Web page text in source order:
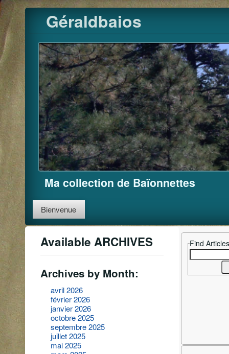
Pour
Skip
to
content
Géraldbaios
Ma collection de Baïonnettes
Bienvenue
Available ARCHIVES
Archives by Month:
avril 2026
février 2026
janvier 2026
octobre 2025
septembre 2025
juillet 2025
mai 2025
Find Articles
Search
for: